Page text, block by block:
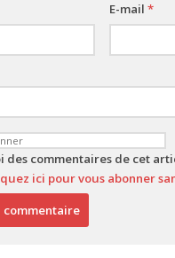
E-mail *
des commentaires de cet
ici pour vous abonner